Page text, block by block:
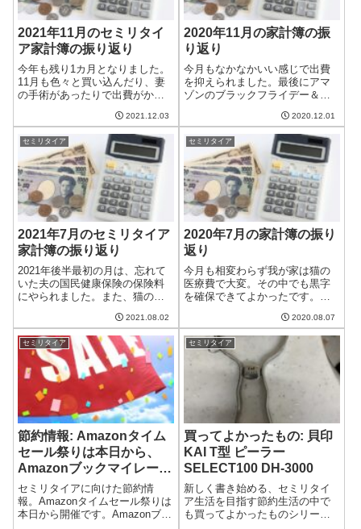
2021年11月のセミリタイ
ア家計簿の振り返り
今年も残り1カ月となりました。
11月も色々と買い込んだり、妻
の手術があったりで出費がかさ
の収支収入まずは収入編です。
収入予算2021年11月の実際妻の
パートの稼ぎ150,000163,972夫
のブログ等収入...
2021.12.03
2020年11月の家計簿の振
り返り
今月もなかなかいい感じで出費
を抑えられました。最後にアマ
ゾンのブラックフライデー＆サ
めをした分増えましたが、それ
を除けば特に大きな出費がなか
ったと思います。また、ようや
く障害年金が支給されることに
なったので、今月...
2020.12.01
セミリタイア
2021年7月のセミリタイア
家計簿の振り返り
2021年後半最初の月は、忘れて
いた夫の国民健康保険の保険料
にやられました。また、猫の医
それでも赤字にならなかったの
は良かったです。2021年7月の収
支収入まずは収入を見ていきま
す。収入予算2021年7月の実際
妻...
2021.08.02
セミリタイア
2020年7月の家計簿の振り
返り
今月も相変わらず我が家は猫の
医療費で大変。その中でも黒字
を確保できてよかったです。
についてです。収入予算2020年7
月の実際妻のパートの稼ぎ
140,000161,327夫のブログ等収
入30,000201,4...
2020.08.07
セミリタイア
節約情報: Amazonタイム
セール祭りは本日から、
Amazonブックマイレージ
カード、Yahoo!プレ肉キ
ャンペーン
セミリタイアに向けた節約情
報。Amazonタイムセール祭りは
本日から開催です。Amazonブッ
セミリタイア
買ってよかったもの: 貝印
KAI T型 ピーラー
SELECT100 DH-3000
新しく書き始める、セミリタイ
ア生活を目指す節約生活の中で
も買ってよかったものシリーズ